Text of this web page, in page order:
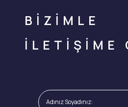
BİZİMLE
İLETİŞİME